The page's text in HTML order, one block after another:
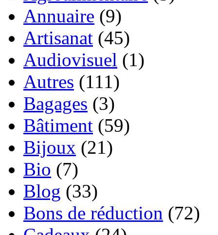
Annuaire (9)
Artisanat (45)
Audiovisuel (1)
Autres (111)
Bagages (3)
Bâtiment (59)
Bijoux (21)
Bio (7)
Blog (33)
Bons de réduction (72)